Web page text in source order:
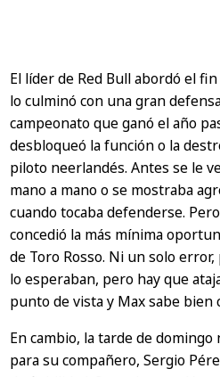
El líder de Red Bull abordó el
lo culminó con una gran
campeonato que ganó el año
desbloqueó la función o la
piloto neerlandés. Antes se le
mano a mano o se mostraba
cuando tocaba defenderse.
concedió la más mínima
de Toro Rosso. Ni un solo
lo esperaban, pero hay que
punto de vista y Max sabe bien
En cambio, la tarde de
para su compañero, Sergio